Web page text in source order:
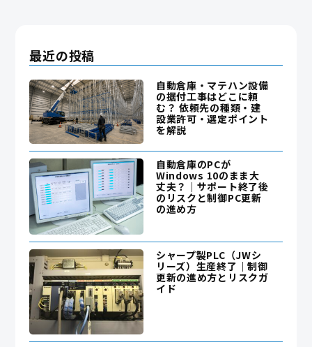
最近の投稿
自動倉庫・マテハン設備
の据付工事はどこに頼
む？ 依頼先の種類・建
設業許可・選定ポイント
を解説
自動倉庫のPCが
Windows 10のまま大
丈夫？｜サポート終了後
のリスクと制御PC更新
の進め方
シャープ製PLC（JWシ
リーズ）生産終了｜制御
更新の進め方とリスクガ
イド